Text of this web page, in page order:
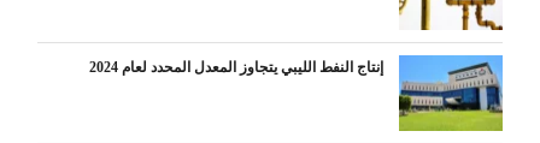
إنتاج النفط الليبي يتجاوز المعدل المحدد لعام 2024